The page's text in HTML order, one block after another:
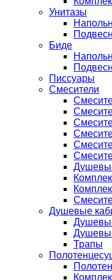
Унитазы
Биде
Писсуары
Смесители
Душевые
Трапы